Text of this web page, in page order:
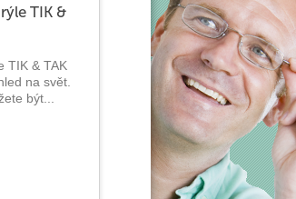
TIK &
TIK & TAK
na svět.
být...